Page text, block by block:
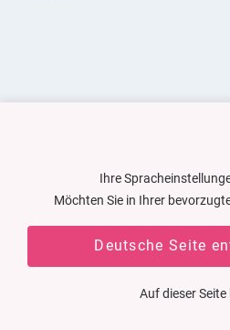
Ihre
Möchten Sie in Ihrer
Deutsche Seite
Auf dieser Seite